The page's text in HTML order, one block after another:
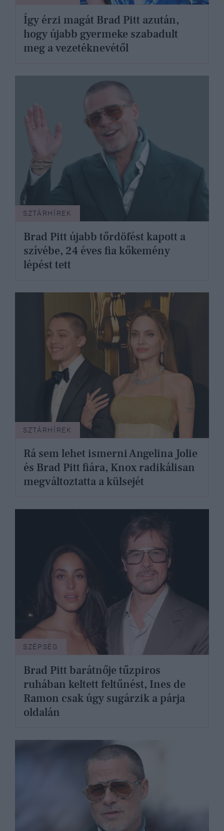
Így érzi magát Brad Pitt azután,
hogy újabb gyermeke szabadult
meg a vezetéknevétől
SZTÁRHÍREK
Brad Pitt újabb tőrdöfést kapott a
szívébe, 24 éves fia kőkemény
lépést tett
SZTÁRHÍREK
Rá sem lehet ismerni Angelina Jolie
és Brad Pitt fiára, Knox radikálisan
megváltoztatta a külsejét
SZÉPSÉG
Brad Pitt barátnője tűzpiros
ruhában keltett feltűnést, Ines de
Ramon csak úgy sugárzik a párja
oldalán